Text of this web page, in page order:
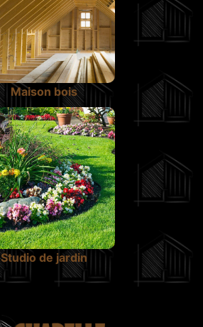
Maison bois
Studio de jardin